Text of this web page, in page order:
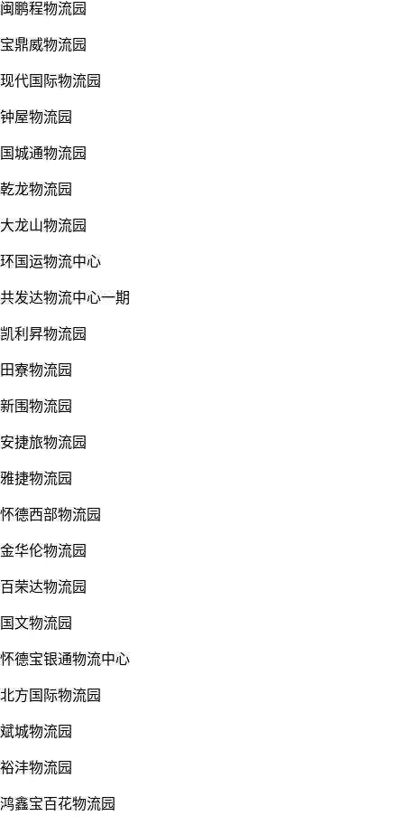
闽鹏程物流园
宝鼎威物流园
现代国际物流园
钟屋物流园
国城通物流园
乾龙物流园
大龙山物流园
环国运物流中心
共发达物流中心一期
凯利昇物流园
田寮物流园
新围物流园
安捷旅物流园
雅捷物流园
怀德西部物流园
金华伦物流园
百荣达物流园
国文物流园
怀德宝银通物流中心
北方国际物流园
斌城物流园
裕沣物流园
鸿鑫宝百花物流园